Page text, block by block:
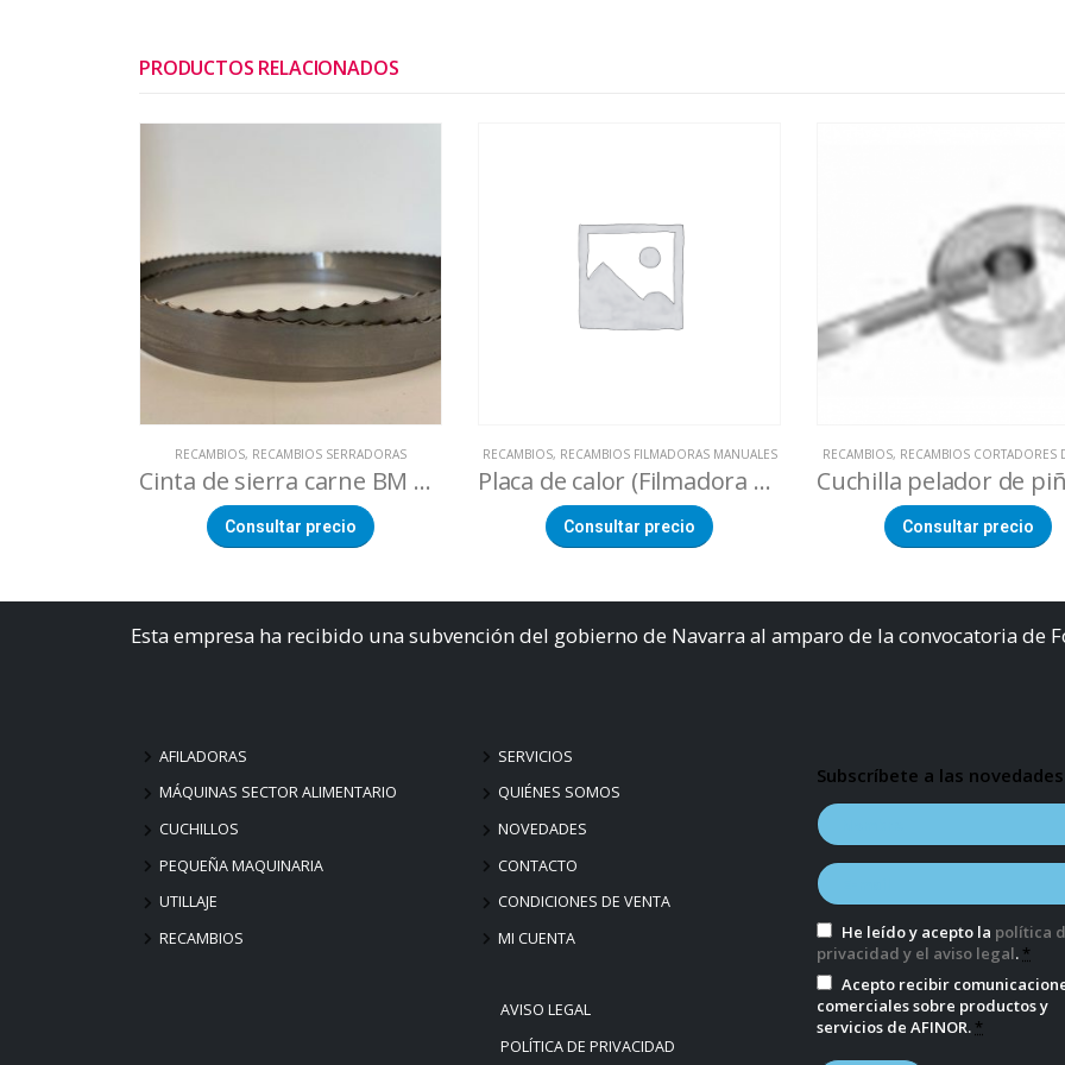
PRODUCTOS RELACIONADOS
RECAMBIOS, RECAMBIOS SERRADORAS
Cinta de sierra carne BM 1800
Consultar precio
RECAMBIOS, RECAMBIOS FILMADORAS MANUALES
Placa de calor (Filmadora LOVERO SW-450)
Consultar precio
RECAMBIOS, RECAMBIOS CORTADORES
Consultar precio
Esta empresa ha recibido una subvención del gobierno de Navarra al amparo de la convocatoria de
AFILADORAS
MÁQUINAS SECTOR ALIMENTARIO
CUCHILLOS
PEQUEÑA MAQUINARIA
UTILLAJE
RECAMBIOS
SERVICIOS
QUIÉNES SOMOS
NOVEDADES
CONTACTO
CONDICIONES DE VENTA
MI CUENTA
AVISO LEGAL
POLÍTICA DE PRIVACIDAD
Subscríbete a las novedades
He leído y acepto la política
privacidad y el aviso legal. *
Acepto recibir
comerciales sobre productos y
servicios de AFINOR. *